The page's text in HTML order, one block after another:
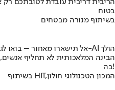
הריבית דריבית עובדת לטובתכם
בטוח
בשיתוף מנורה מבטחים
אל תישארו מאחור – בואו לגלות לאן ה-AI הולך
הבינה המלאכותית לא תחליף
בה!
בשיתוף HIT,המכון הטכנולוגי חולון